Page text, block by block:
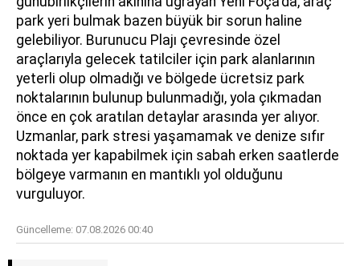
park yeri bulmak bazen büyük bir sorun haline
gelebiliyor. Burunucu Plajı çevresinde özel
araçlarıyla gelecek tatilciler için park alanlarının
yeterli olup olmadığı ve bölgede ücretsiz park
noktalarının bulunup bulunmadığı, yola çıkmadan
önce en çok aratılan detaylar arasında yer alıyor.
Uzmanlar, park stresi yaşamamak ve denize sıfır
noktada yer kapabilmek için sabah erken saatlerde
bölgeye varmanın en mantıklı yol olduğunu
vurguluyor.
Güncelleme: 07.08.2026 00:40